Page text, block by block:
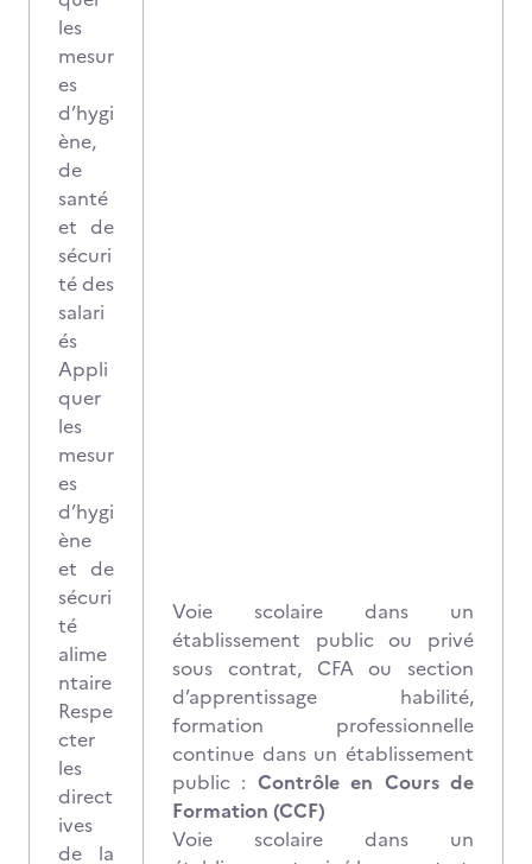
les
mesur
es
d’hygi
ène,
de
santé
et de
sécuri
té des
salari
és
Appli
quer
les
mesur
es
d’hygi
ène
et de
sécuri
té
alime
ntaire
Respe
cter
les
direct
ives
de la
Voie scolaire dans un
établissement public ou privé
sous contrat, CFA ou section
d’apprentissage habilité,
formation professionnelle
continue dans un établissement
public : Contrôle en Cours de
Formation (CCF)
Voie scolaire dans un